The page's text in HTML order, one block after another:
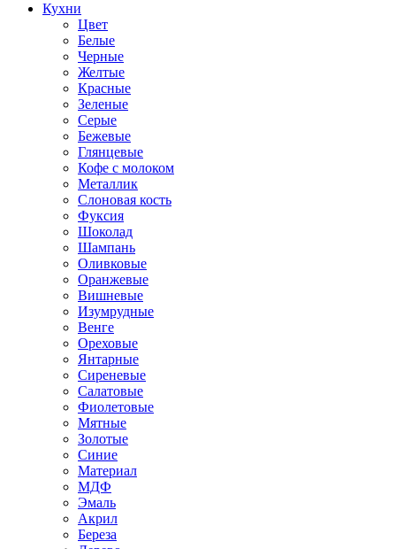
Кухни
Цвет
Белые
Черные
Желтые
Красные
Зеленые
Серые
Бежевые
Глянцевые
Кофе с молоком
Металлик
Слоновая кость
Фуксия
Шоколад
Шампань
Оливковые
Оранжевые
Вишневые
Изумрудные
Венге
Ореховые
Янтарные
Сиреневые
Салатовые
Фиолетовые
Мятные
Золотые
Синие
Материал
МДФ
Эмаль
Акрил
Береза